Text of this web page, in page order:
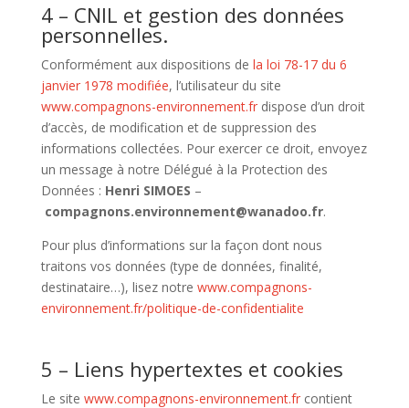
4 – CNIL et gestion des données
personnelles.
Conformément aux dispositions de la loi 78-17 du 6
janvier 1978 modifiée, l’utilisateur du site
www.compagnons-environnement.fr dispose d’un droit
d’accès, de modification et de suppression des
informations collectées. Pour exercer ce droit, envoyez
un message à notre Délégué à la Protection des
Données : Henri SIMOES –
compagnons.environnement@wanadoo.fr.
Pour plus d’informations sur la façon dont nous
traitons vos données (type de données, finalité,
destinataire…), lisez notre www.compagnons-
environnement.fr/politique-de-confidentialite
5 – Liens hypertextes et cookies
Le site www.compagnons-environnement.fr contient